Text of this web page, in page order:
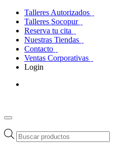
Talleres Autorizados
Talleres Socopur
Reserva tu cita
Nuestras Tiendas
Contacto
Ventas Corporativas
Login
Búsqueda
de